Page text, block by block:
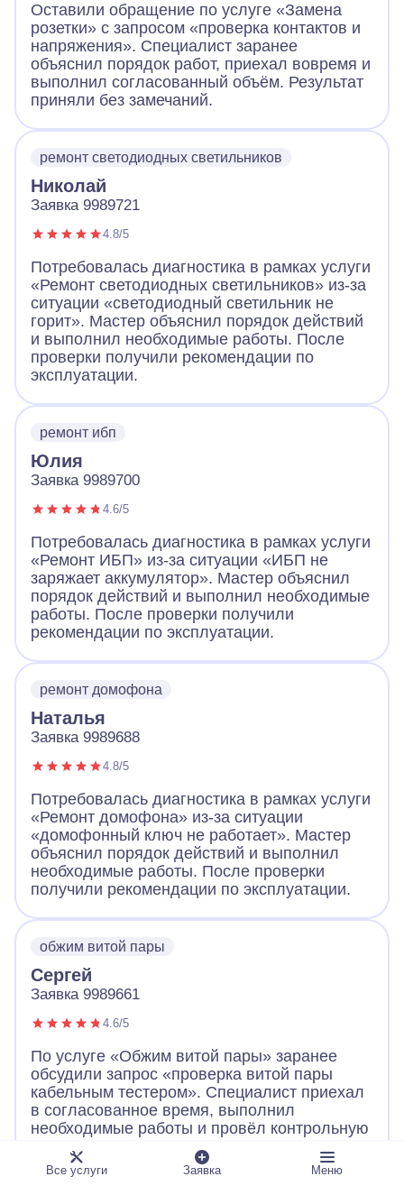
Оставили обращение по услуге «Замена
розетки» с запросом «проверка контактов и
напряжения». Специалист заранее
объяснил порядок работ, приехал вовремя и
выполнил согласованный объём. Результат
приняли без замечаний.
ремонт светодиодных светильников
Николай
Заявка 9989721
4.8/5
Потребовалась диагностика в рамках услуги
«Ремонт светодиодных светильников» из-за
ситуации «светодиодный светильник не
горит». Мастер объяснил порядок действий
и выполнил необходимые работы. После
проверки получили рекомендации по
эксплуатации.
ремонт ибп
Юлия
Заявка 9989700
4.6/5
Потребовалась диагностика в рамках услуги
«Ремонт ИБП» из-за ситуации «ИБП не
заряжает аккумулятор». Мастер объяснил
порядок действий и выполнил необходимые
работы. После проверки получили
рекомендации по эксплуатации.
ремонт домофона
Наталья
Заявка 9989688
4.8/5
Потребовалась диагностика в рамках услуги
«Ремонт домофона» из-за ситуации
«домофонный ключ не работает». Мастер
объяснил порядок действий и выполнил
необходимые работы. После проверки
получили рекомендации по эксплуатации.
обжим витой пары
Сергей
Заявка 9989661
4.6/5
По услуге «Обжим витой пары» заранее
обсудили запрос «проверка витой пары
кабельным тестером». Специалист приехал
в согласованное время, выполнил
необходимые работы и провёл контрольную
проверку.
Все услуги Заявка Меню